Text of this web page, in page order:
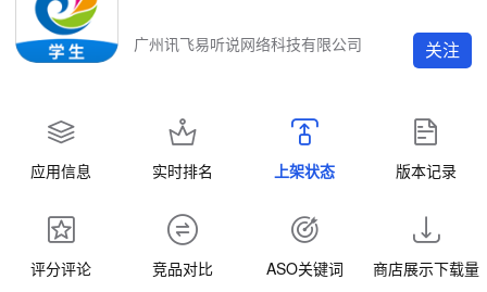
广州讯飞易听说网络科技有限公司 关注
应用信息 实时排名 上架状态 版本记录
评分评论 竞品对比 ASO关键词 商店展示下载量